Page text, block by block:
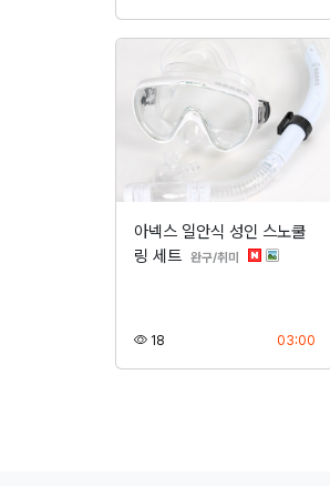
아넥스 일안식 성인 스노쿨
링 세트 완구/취미 분류
18 03:00등록